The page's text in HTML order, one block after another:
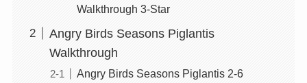
Walkthrough 3-Star
Angry Birds Seasons Piglantis
Walkthrough
Angry Birds Seasons Piglantis 2-6